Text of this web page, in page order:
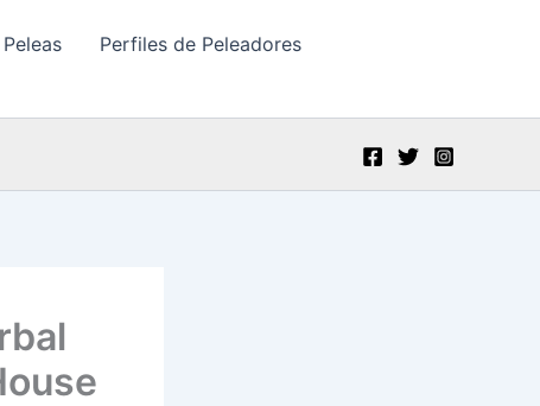
Perfiles de Peleadores